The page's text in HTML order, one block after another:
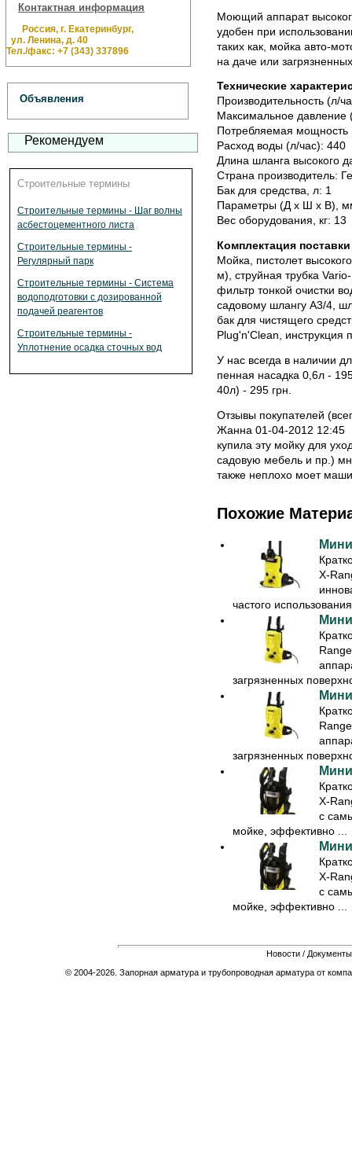
Контактная информация
Россия, г. Екатеринбург,
ул. Ленина, д. 40
Тел./факс: +7 (343) 337896
Объявления
Рекомендуем
Строительные термины
Строительные термины - Шаг волны
асбестоцементного листа
Строительные термины -
Регулярный парк
Строительные термины - Система
водоподготовки с дозированной
подачей реагентов
Строительные термины -
Уплотнение осадка сточных вод
Моющий аппарат
удобен при
таких как, мойка авто-
на даче или
Технические
Производительность (л/
Максимальное давление
Потребляемая мощность
Расход воды (л/час): 440
Длина шланга высокого
Страна производитель:
Бак для средства, л: 1
Параметры (Д x Ш x В),
Вес оборудования, кг: 13
Комплектация
Мойка, пистолет
м), струйная трубка
фильтр тонкой очистки
садовому шлангу А3/4,
бак для чистящего
Plug'n'Clean, инструкция
У нас всегда в наличии
пенная насадка 0,6л -
40л) - 295 грн.
Отзывы покупателей
Жанна 01-04-2012 12:45
купила эту мойку для
садовую мебель и пр.)
также неплохо моет
Похожие
X-
частого
загрязненных
загрязненных
X-
с
мойке, эффективно ...
X-
с
мойке, эффективно ...
Новости / Документы
© 2004-2026. Запорная арматура и трубопроводная арматура от